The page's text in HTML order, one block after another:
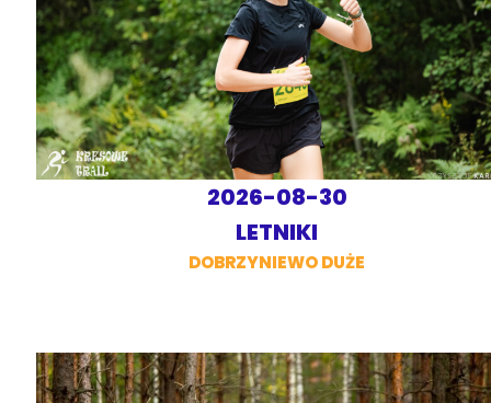
2026-08-30
LETNIKI
DOBRZYNIEWO DUŻE